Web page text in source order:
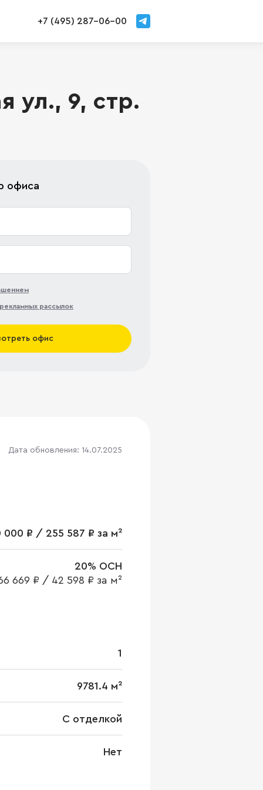
+7 (495) 287-06-00
ул., 9, стр.
офиса
рекламных рассылок
офис
Дата обновления: 14.07.2025
000 ₽ / 255 587 ₽ за м²
20% ОСН
669 ₽ / 42 598 ₽ за м²
1
9781.4 м²
С отделкой
Нет